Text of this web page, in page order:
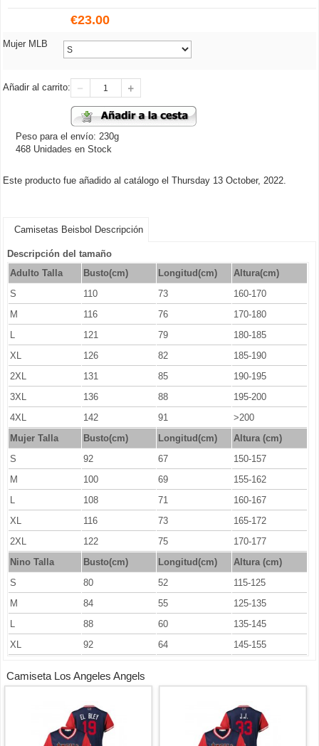
€23.00
Mujer MLB
Añadir al carrito:
Peso para el envío: 230g
468 Unidades en Stock
Este producto fue añadido al catálogo el Thursday 13 October, 2022.
Camisetas Beisbol Descripción
Descripción del tamaño
Adulto Talla
Busto(cm) Longitud(cm)
Altura(cm)
S
110 73
160-170
M
116 76
170-180
L
121 79
180-185
XL
126 82
185-190
2XL
131 85
190-195
3XL
136 88
195-200
4XL
142 91
>200
Mujer Talla
Busto(cm) Longitud(cm)
Altura (cm)
S
92 67
150-157
M
100 69
155-162
L
108 71
160-167
XL
116 73
165-172
2XL
122 75
170-177
Nino Talla
Busto(cm) Longitud(cm)
Altura (cm)
S
80 52
115-125
M
84 55
125-135
L
88 60
135-145
XL
92 64 145-155
Camiseta Los Angeles Angels